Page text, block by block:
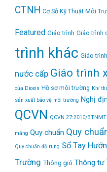
CTNH Cơ Sở Kỹ Thuật Môi
Featured Giáo trình Giáo trình
trình khác Giáo
nước cấp Giáo trình
của Dioxin Hồ sơ môi trường Khí
sản xuất bảo vệ môi trường Nghị
QCVN QCVN 27:2010/BTNMT
măng Quy chuẩn Quy
Quy chuẩn độ rung Sổ Tay
Trường Thông gió Thông tư